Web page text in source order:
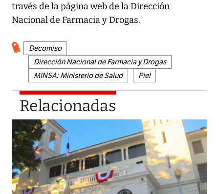
través de la página web de la Dirección
Nacional de Farmacia y Drogas.
Decomiso
Dirección Nacional de Farmacia y Drogas
MINSA: Ministerio de Salud
Piel
Relacionadas